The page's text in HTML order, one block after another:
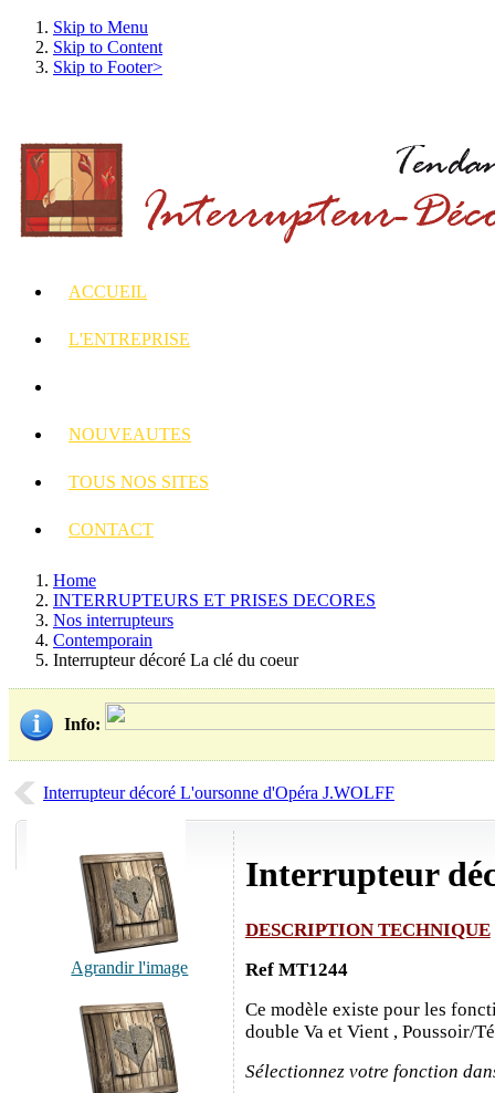
Skip to Menu
Skip to Content
Skip to Footer>
ACCUEIL
L'ENTREPRISE
NOUVEAUTES
TOUS NOS SITES
CONTACT
Home
INTERRUPTEURS ET PRISES DECORES
Nos interrupteurs
Contemporain
Interrupteur décoré La clé du coeur
Info:
Interrupteur décoré L'oursonne d'Opéra J.WOLFF
Agrandir l'image
Interrupteur
DESCRIPTION TECHNIQUE
Ref MT1244
Ce modèle existe pour les
double Va et Vient , Poussoir/
Sélectionnez votre fonction